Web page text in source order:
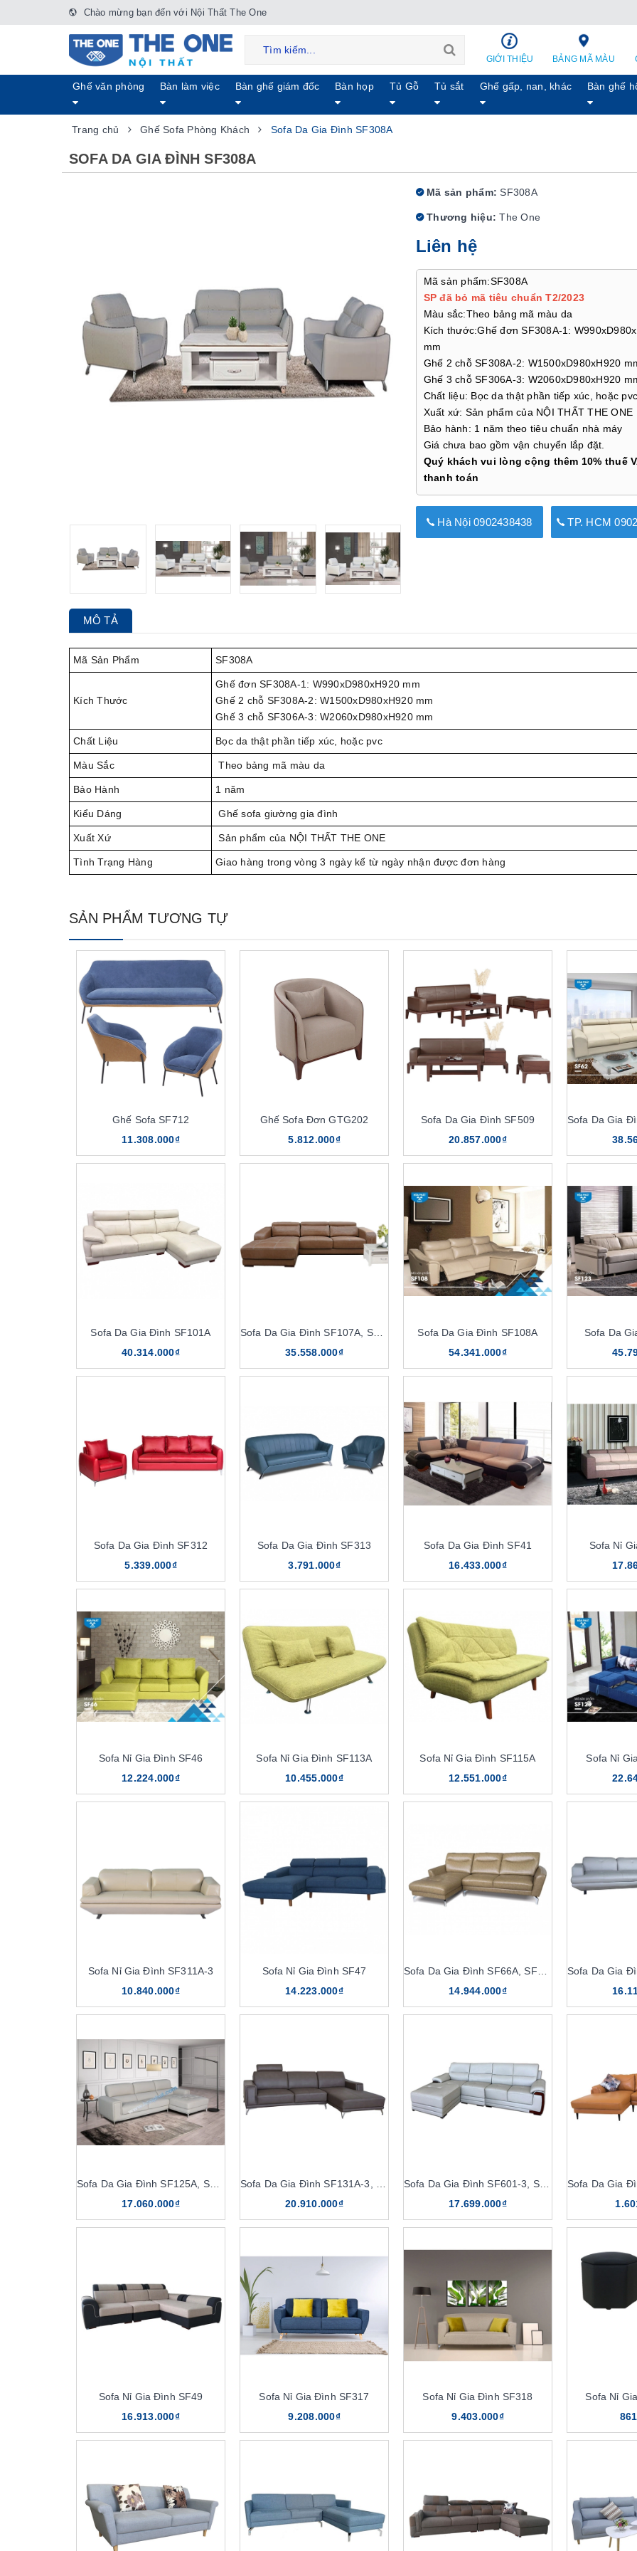
Chào mừng bạn đến với Nội Thất The One
GIỚI THIỆU BẢNG MÃ MÀU
Ghế văn phòng Bàn làm việc Bàn ghế giám đốc Bàn họp Tủ Gỗ Tủ sắt Ghế gấp, nan, khác Bàn ghế
Trang chủ Ghế Sofa Phòng Khách Sofa Da Gia Đình SF308A
SOFA DA GIA ĐÌNH SF308A
Mã sản phẩm: SF308A
Thương hiệu: The One
Liên hệ
Mã sản phẩm:SF308A
SP đã bỏ mã tiêu chuẩn T2/2023
Màu sắc:Theo bảng mã màu da
Kích thước:Ghế đơn SF308A-1:
mm
Ghế 2 chỗ SF308A-2: W1500xD980xH920
Ghế 3 chỗ SF306A-3: W2060xD980xH920
Chất liệu: Bọc da thật phần tiếp xúc, hoặc pvc
Xuất xứ: Sản phẩm của NỘI THẤT THE ONE
Bảo hành: 1 năm theo tiêu chuẩn nhà máy
Giá chưa bao gồm vận chuyển lắp đặt.
Quý khách vui lòng cộng thêm 10% thuế
thanh toán
Hà Nội 0902438438 TP. HCM
MÔ TẢ
Mã Sản Phẩm SF308A
Kích Thước
Ghế đơn SF308A-1: W990xD980xH920 mm
Ghế 2 chỗ SF308A-2: W1500xD980xH920 mm
Ghế 3 chỗ SF306A-3: W2060xD980xH920 mm
Chất Liệu Bọc da thật phần tiếp xúc, hoặc pvc
Màu Sắc Theo bảng mã màu da
Bảo Hành 1 năm
Kiểu Dáng Ghế sofa giường gia đình
Xuất Xứ Sản phẩm của NỘI THẤT THE ONE
Tình Trạng Hàng Giao hàng trong vòng 3 ngày kể từ ngày nhận được đơn hàng
SẢN PHẨM TƯƠNG TỰ
Ghế Sofa SF712
11.308.000₫
Ghế Sofa Đơn GTG202
5.812.000₫
Sofa Da Gia Đình SF509
20.857.000₫
Sofa Da Gia Đình SF101A
40.314.000₫
Sofa Da Gia Đình SF107A, SF107A-4
35.558.000₫
Sofa Da Gia Đình SF108A
54.341.000₫
Sofa Da
Sofa Da Gia Đình SF312
5.339.000₫
Sofa Da Gia Đình SF313
3.791.000₫
Sofa Da Gia Đình SF41
16.433.000₫
Sofa Nỉ
Sofa Nỉ Gia Đình SF46
12.224.000₫
Sofa Nỉ Gia Đình SF113A
10.455.000₫
Sofa Nỉ Gia Đình SF115A
12.551.000₫
Sofa Nỉ
Sofa Nỉ Gia Đình SF311A-3
10.840.000₫
Sofa Nỉ Gia Đình SF47
14.223.000₫
14.944.000₫
Sofa Da Gia Đình SF125A, SF125A-4
17.060.000₫
20.910.000₫
Sofa Da Gia Đình SF601-3, SF601-4
17.699.000₫
Sofa Nỉ Gia Đình SF49
16.913.000₫
Sofa Nỉ Gia Đình SF317
9.208.000₫
Sofa Nỉ Gia Đình SF318
9.403.000₫
Sofa Nỉ